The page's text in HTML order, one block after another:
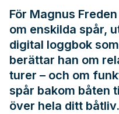
För Magnus
om enskilda spår,
digital loggbok
berättar han om
turer – och om
spår bakom båten
över hela ditt båtliv.